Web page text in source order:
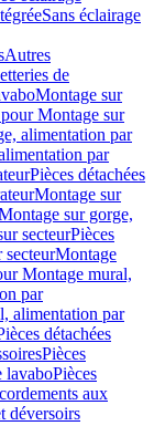
Sans éclairage
Autres
de
Montage sur
Montage sur
alimentation par
par
Pièces détachées
Montage sur
sur gorge,
secteurPièces
secteurMontage
Montage mural,
par
alimentation par
détachées
Pièces
lavaboPièces
aux
déversoirs